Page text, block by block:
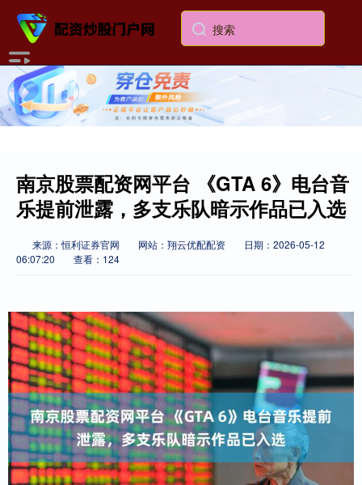
南京股票配资网平台 《GTA 6》电台音
乐提前泄露，多支乐队暗示作品已入选
来源：恒利证券官网 网站：翔云优配配资
日期：2026-05-12
06:07:20
查看：124